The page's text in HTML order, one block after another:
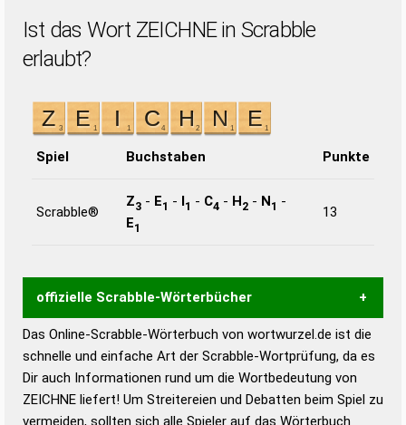
Ist das Wort ZEICHNE in Scrabble
erlaubt?
Spiel Buchstaben Punkte
Scrabble®
Z3 - E1 - I1 - C4 - H2 - N1 -
E1
13
offizielle Scrabble-Wörterbücher
Wortwurzel liefert mit Hilfe eines semantischen
Wortanalyse-Algorithmus gute Anhaltspunkte zu
Wortbedeutung, Worttrennung und Wortform, um die
Gültigkeit eines Wortes für das Scrabble-Spiel zu
Das Online-Scrabble-Wörterbuch von wortwurzel.de ist die
schnelle und einfache Art der Scrabble-Wortprüfung, da es
Dir auch Informationen rund um die Wortbedeutung von
ZEICHNE liefert! Um Streitereien und Debatten beim Spiel zu
vermeiden, sollten sich alle Spieler auf das Wörterbuch